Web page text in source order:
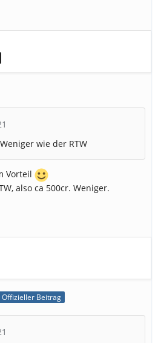
wie der RTW
Vorteil
also ca 500cr. Weniger.
Offizieller Beitrag